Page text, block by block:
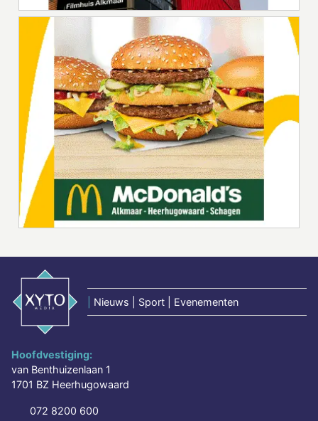
Nieuws | Sport | Evenementen
Hoofdvestiging:
van Benthuizenlaan 1
1701 BZ Heerhugowaard
072 8200 600